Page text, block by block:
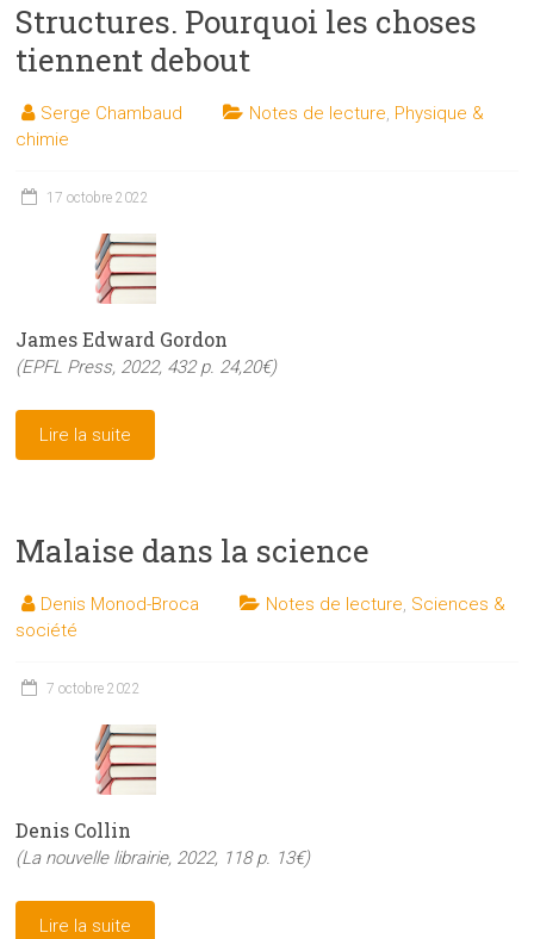
Structures. Pourquoi les choses
tiennent debout
Serge Chambaud Notes de lecture, Physique &
chimie
17 octobre 2022
James Edward Gordon
(EPFL Press, 2022, 432 p. 24,20€)
Lire la suite
Malaise dans la science
Denis Monod-Broca Notes de lecture, Sciences &
société
7 octobre 2022
Denis Collin
(La nouvelle librairie, 2022, 118 p. 13€)
Lire la suite